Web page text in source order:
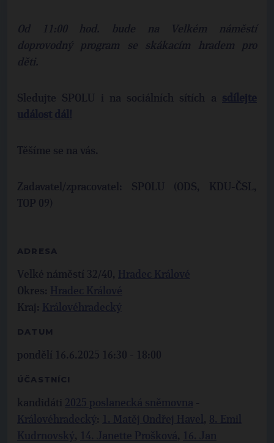
Od 11:00 hod. bude na Velkém náměstí
doprovodný program se skákacím hradem pro
děti.
Sledujte SPOLU i na sociálních sítích a
Těšíme se na vás.
Zadavatel/zpracovatel: SPOLU (ODS, KDU-ČSL,
TOP 09)
ADRESA
Velké náměstí 32/40,
Okres:
Kraj:
DATUM
pondělí 16.6.2025 16:30 - 18:00
ÚČASTNÍCI
kandidáti
-
: ,
, ,